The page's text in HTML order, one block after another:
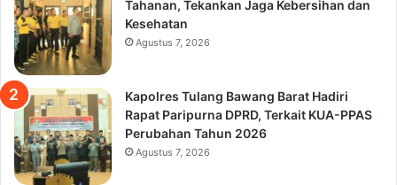
Tahanan, Tekankan Jaga Kebersihan dan
Kesehatan
Agustus 7, 2026
Kapolres Tulang Bawang Barat Hadiri
Rapat Paripurna DPRD, Terkait KUA-PPAS
Perubahan Tahun 2026
Agustus 7, 2026